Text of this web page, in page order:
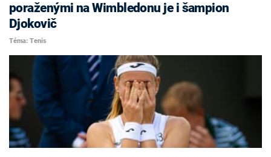
poraženými na Wimbledonu je i šampion
Djokovič
Téma: Tenis